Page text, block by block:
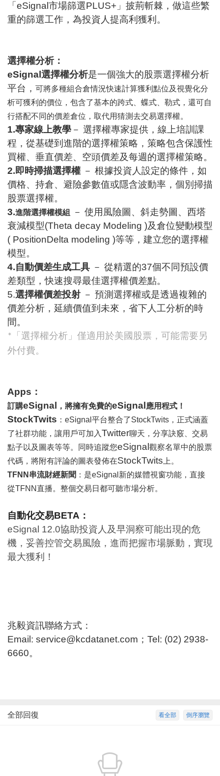
「 eSignal 市場篩選PLUS+ 」 披荊斬棘，做這些繁
重的篩選工作，為投資人提高利獲利。
選擇權分析：
eSignal 選擇權分析是一個強大的股票選擇權分析
平台， 可將多種組合倉情況快速計算獲利點位及視覺化分
析可獲利的價位，包含了基本的跨式、蝶式、勒式，還可自
行搭配不同的價差倉位，取代用猜測去交易選擇權。
1.專家線上教學 － 選擇權專家提供，線上培訓課
程，從基礎到進階的選擇權策略，策略包含保護性
買權、垂直價差、空頭價差及每週的選擇權策略。
2.即時掃描選擇權 － 根據投資人設定的條件，如
價格、持倉、避險參數值或隱含波動率，個別掃描
股票選擇權。
3.進階選擇權模組 － 使用風險圖、斜走勢圖、西塔
衰減模型(Theta decay Modeling )及倉位變動模型
( PositionDelta modeling )等等，建立您的選擇權
模型。
4.自動價差生成工具 － 從精選的37個不同預設價
差類型，快速搜尋最佳選擇權價差點。
5.選擇權價差投射 － 預測選擇權或是透過複雜的
價差分析，延續價值到未來，省下人工分析的時
間。
*
「選擇權分析」僅適用於美國股票，可能需要另
外付費。
Apps ：
訂購eSignal ，將擁有免費的eSignal 應用程式！
StockTwits ： eSignal 平台整合了StockTwits，正式涵蓋
了社群功能，讓用戶可加入Twitter聊天，分享訣竅、交易
點子以及圖表等等。同時追蹤您eSignal 觀察名單中的股票
代碼，將附有評論的圖表發佈在StockTwits 上。
TFNN 串流財經新聞 ：是eSignal新的媒體視窗功能，直接
從TFNN直播。整個交易日都可聽市場分析。
自動化交易BETA ：
eSignal 12.0協助投資人及早洞察可能出現的危
機，妥善控管交易風險，進而把握市場脈動，實現
最大獲利！
兆毅資訊聯絡方式：
Email: service@kcdatanet.com ； Tel: (02) 2938-
6660。
倒序瀏覽
看全部
全部回復